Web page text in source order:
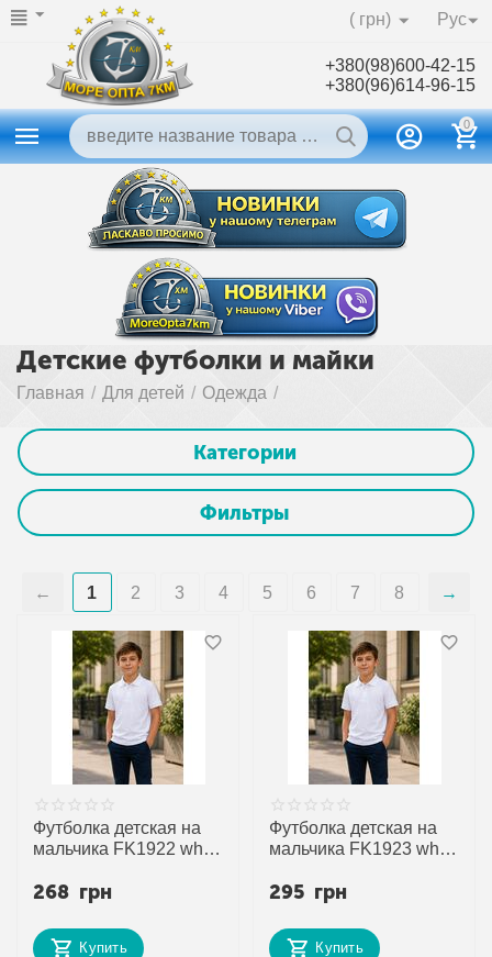
Рус
( грн)
+380(98)600-42-15
+380(96)614-96-15
0
Детские футболки и майки
Главная / Для детей / Одежда /
Категории
Фильтры
1 2 3 4 5 6 7 8
Футболка детская на
мальчика FK1922 white
недорого оптом от
268 грн
Купить
Футболка детская на
мальчика FK1923 white
недорого оптом от
295 грн
Купить